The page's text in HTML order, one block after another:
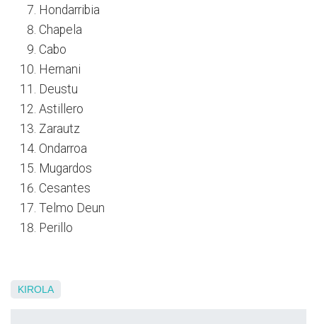
Hondarribia
Chapela
Cabo
Hernani
Deustu
Astillero
Zarautz
Ondarroa
Mugardos
Cesantes
Telmo Deun
Perillo
KIROLA